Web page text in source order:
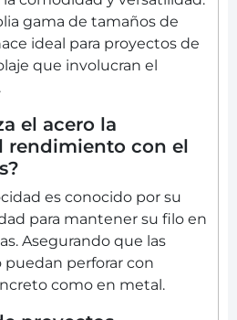
gama de tamaños de
ideal para proyectos de
que involucran el
el acero la
rendimiento con el
es conocido por su
para mantener su filo en
Asegurando que las
perforar con
como en metal.